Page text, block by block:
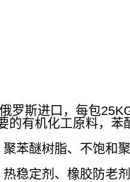
罗斯进口，每包
有机化工原料，苯
苯醚树脂、不饱和
稳定剂、橡胶防老